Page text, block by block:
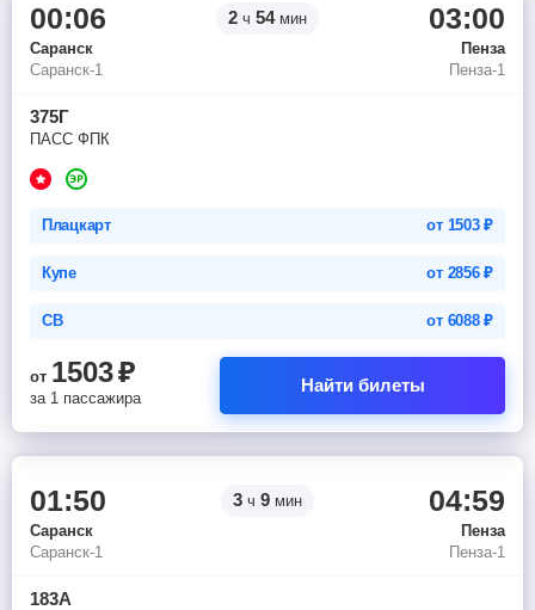
00:06 2 ч 54мин 03:00
Саранск
Пенза
Саранск-1
Пенза-1
375Г
ПАСС ФПК
Плацкарт от 1503₽
Купе от 2856₽
СВ от 6088₽
от 1503₽
за 1 пассажира
Найти билеты
01:50 3 ч 9 мин 04:59
Саранск
Пенза
Саранск-1
Пенза-1
183А